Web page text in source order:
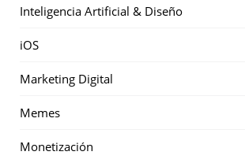
Inteligencia Artificial & Diseño
iOS
Marketing Digital
Memes
Monetización